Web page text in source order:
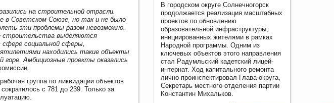
на строительной отрасли.
в Советском Союзе, но так и не было
эти проблемы разом невозможно.
строительства выделяются
социальной сферы,
находились такие объекты
горе. Амбициозные проекты оказались
группа по ликвидации объектов
с 781 до 239. Только за
В городском округе Солнечногорск
продолжается реализация масштабных
проектов по обновлению
образовательной инфраструктуры,
инициированных жителями в рамках
Народной программы. Одним из
ключевых объектов этого направления
стал Радумльский кадетский лицей-
интернат. Ход капитального ремонта
лично проинспектировал Глава округа,
Секретарь местного отделения партии
Константин Михальков.